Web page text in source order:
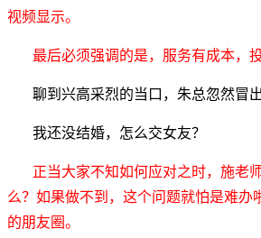
视频显示。
最后必须强调的是，服务有成本，
聊到兴高采烈的当口，朱总忽然冒
我还没结婚，怎么交女友？
正当大家不知如何应对之时，施老
么？如果做不到，这个问题就怕是难
的朋友圈。